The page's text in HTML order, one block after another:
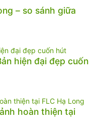
– so sánh giữa
hiện đại đẹp cuốn
hoàn thiện tại